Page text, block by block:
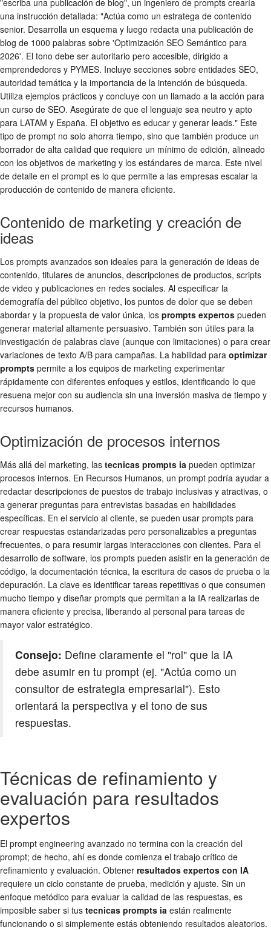
una instrucción detallada: "Actúa como un estratega de contenido
senior. Desarrolla un esquema y luego redacta una publicación de
blog de 1000 palabras sobre 'Optimización SEO Semántico para
2026'. El tono debe ser autoritario pero accesible, dirigido a
emprendedores y PYMES. Incluye secciones sobre entidades SEO,
autoridad temática y la importancia de la intención de búsqueda.
Utiliza ejemplos prácticos y concluye con un llamado a la acción para
un curso de SEO. Asegúrate de que el lenguaje sea neutro y apto
para LATAM y España. El objetivo es educar y generar leads." Este
tipo de prompt no solo ahorra tiempo, sino que también produce un
borrador de alta calidad que requiere un mínimo de edición, alineado
con los objetivos de marketing y los estándares de marca. Este nivel
de detalle en el prompt es lo que permite a las empresas escalar la
producción de contenido de manera eficiente.
Contenido de marketing y creación de
ideas
Los prompts avanzados son ideales para la generación de ideas de
contenido, titulares de anuncios, descripciones de productos, scripts
de video y publicaciones en redes sociales. Al especificar la
demografía del público objetivo, los puntos de dolor que se deben
abordar y la propuesta de valor única, los prompts expertos pueden
generar material altamente persuasivo. También son útiles para la
investigación de palabras clave (aunque con limitaciones) o para crear
variaciones de texto A/B para campañas. La habilidad para optimizar
prompts permite a los equipos de marketing experimentar
rápidamente con diferentes enfoques y estilos, identificando lo que
resuena mejor con su audiencia sin una inversión masiva de tiempo y
recursos humanos.
Optimización de procesos internos
Más allá del marketing, las tecnicas prompts ia pueden optimizar
procesos internos. En Recursos Humanos, un prompt podría ayudar a
redactar descripciones de puestos de trabajo inclusivas y atractivas, o
a generar preguntas para entrevistas basadas en habilidades
específicas. En el servicio al cliente, se pueden usar prompts para
crear respuestas estandarizadas pero personalizables a preguntas
frecuentes, o para resumir largas interacciones con clientes. Para el
desarrollo de software, los prompts pueden asistir en la generación de
código, la documentación técnica, la escritura de casos de prueba o la
depuración. La clave es identificar tareas repetitivas o que consumen
mucho tiempo y diseñar prompts que permitan a la IA realizarlas de
manera eficiente y precisa, liberando al personal para tareas de
mayor valor estratégico.
Consejo: Define claramente el "rol" que la IA
debe asumir en tu prompt (ej. "Actúa como un
consultor de estrategia empresarial"). Esto
orientará la perspectiva y el tono de sus
respuestas.
Técnicas de refinamiento y
evaluación para resultados
expertos
El prompt engineering avanzado no termina con la creación del
prompt; de hecho, ahí es donde comienza el trabajo crítico de
refinamiento y evaluación. Obtener resultados expertos con IA
requiere un ciclo constante de prueba, medición y ajuste. Sin un
enfoque metódico para evaluar la calidad de las respuestas, es
imposible saber si tus tecnicas prompts ia están realmente
funcionando o si simplemente estás obteniendo resultados aleatorios.